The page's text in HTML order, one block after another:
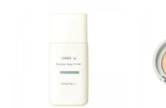
穴悩みも取り去り、一瞬で気持ちの
かつてないクレンジング(*2)をご用
端研究により、ナノバブルよりも小
かに小さい超微粒子とオイルが肌と
と密着
記憶マ
した。
みが良
(*3)が
タッと
整うほ
そのほ